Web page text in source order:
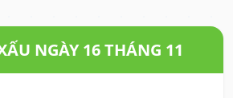
NGÀY 16 THÁNG 11